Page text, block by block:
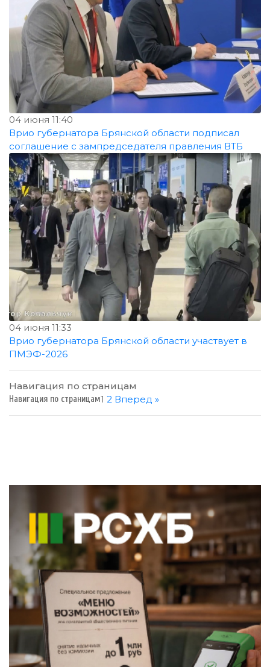
04 июня 11:40
Врио губернатора Брянской области подписал
соглашение с зампредседателя правления ВТБ
04 июня 11:33
Врио губернатора Брянской области участвует в
ПМЭФ-2026
Навигация по страницам
Навигация по страницам1 2 Вперед »